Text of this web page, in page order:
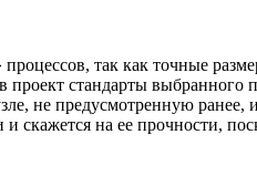
так как точные
стандарты
не предусмотренную
на ее прочности,